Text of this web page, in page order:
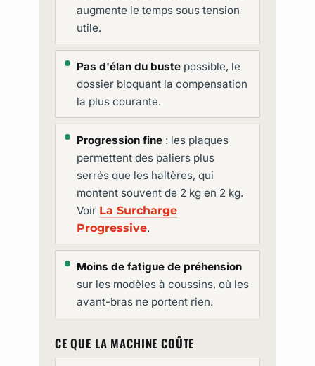
augmente le temps sous tension
utile.
Pas d'élan du bustepossible, le
dossier bloquant la compensation
la plus courante.
Progression fine: les plaques
permettent des paliers plus
serrés que les haltères, qui
montent souvent de 2 kg en 2 kg.
Voir La Surcharge
Progressive.
Moins de fatigue de préhension
sur les modèles à coussins, où les
avant-bras ne portent rien.
CE QUE LA MACHINE COÛTE